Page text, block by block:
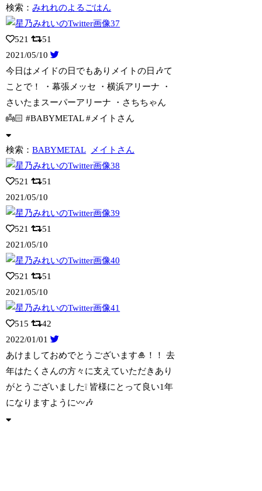
検索：みれれのよるごはん
521
51
2021/05/10
今日はメイドの日でもありメイトの日🎶て
ことで！ ・幕張メッセ ・横浜アリーナ ・
さいたまスーパーアリーナ ・さちちゃん
👼🏻 #BABYMETAL #メイトさん
検索：BABYMETAL メイトさん
521
51
2021/05/10
521
51
2021/05/10
521
51
2021/05/10
515
42
2022/01/01
あけましておめでとうございます🎍！！ 去
年はたくさんの方々に支えていただきあり
がとうございました❕ 皆様にとって良い1年
になりますように〰️🎶